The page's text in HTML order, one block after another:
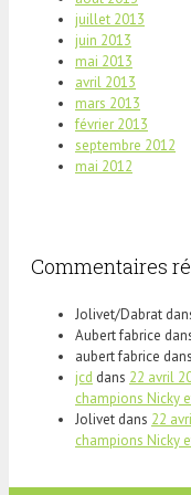
juillet 2013
juin 2013
mai 2013
avril 2013
mars 2013
février 2013
septembre 2012
mai 2012
Commentaires
Jolivet/Dabrat
Aubert fabrice
aubert fabrice dans
jcd dans 22 avril
champions Nicky
Jolivet dans 22
champions Nicky